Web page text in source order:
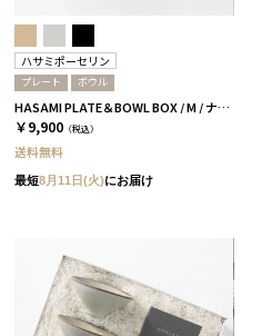
ハサミポーセリン
プレート ボウル
HASAMI PLATE＆BOWL BOX / M / ナチュラル［ハサミポーセリン］
￥9,900 （税込）
送料無料
最短8月11日(火)にお届け